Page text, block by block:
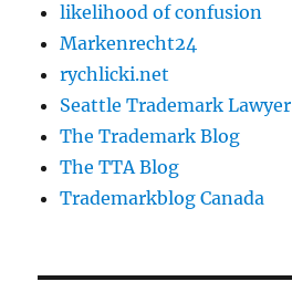
likelihood of confusion
Markenrecht24
rychlicki.net
Seattle Trademark Lawyer
The Trademark Blog
The TTA Blog
Trademarkblog Canada